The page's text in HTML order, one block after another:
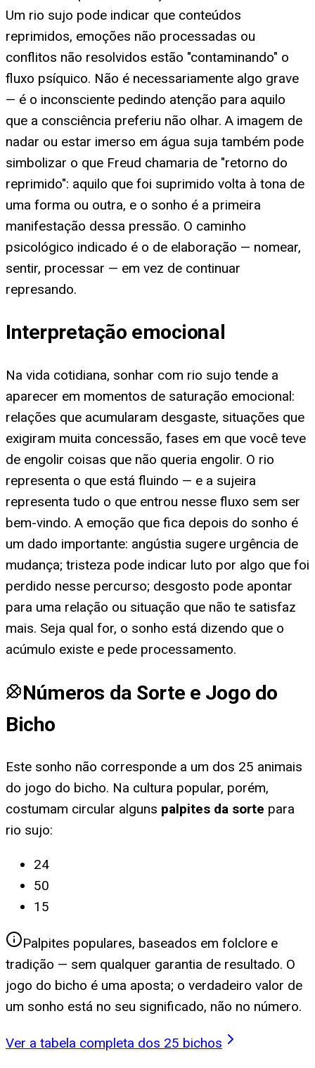
Um rio sujo pode indicar que conteúdos
reprimidos, emoções não processadas ou
conflitos não resolvidos estão "contaminando" o
fluxo psíquico. Não é necessariamente algo grave
— é o inconsciente pedindo atenção para aquilo
que a consciência preferiu não olhar. A imagem de
nadar ou estar imerso em água suja também pode
simbolizar o que Freud chamaria de "retorno do
reprimido": aquilo que foi suprimido volta à tona de
uma forma ou outra, e o sonho é a primeira
manifestação dessa pressão. O caminho
psicológico indicado é o de elaboração — nomear,
sentir, processar — em vez de continuar
represando.
Interpretação emocional
Na vida cotidiana, sonhar com rio sujo tende a
aparecer em momentos de saturação emocional:
relações que acumularam desgaste, situações que
exigiram muita concessão, fases em que você teve
de engolir coisas que não queria engolir. O rio
representa o que está fluindo — e a sujeira
representa tudo o que entrou nesse fluxo sem ser
bem-vindo. A emoção que fica depois do sonho é
um dado importante: angústia sugere urgência de
mudança; tristeza pode indicar luto por algo que foi
perdido nesse percurso; desgosto pode apontar
para uma relação ou situação que não te satisfaz
mais. Seja qual for, o sonho está dizendo que o
acúmulo existe e pede processamento.
Números da Sorte e Jogo do
Bicho
Este sonho não corresponde a um dos 25 animais
do jogo do bicho. Na cultura popular, porém,
costumam circular alguns palpites da sorte para
rio sujo:
24
50
15
Palpites populares, baseados em folclore e
tradição — sem qualquer garantia de resultado. O
jogo do bicho é uma aposta; o verdadeiro valor de
um sonho está no seu significado, não no número.
Ver a tabela completa dos 25 bichos